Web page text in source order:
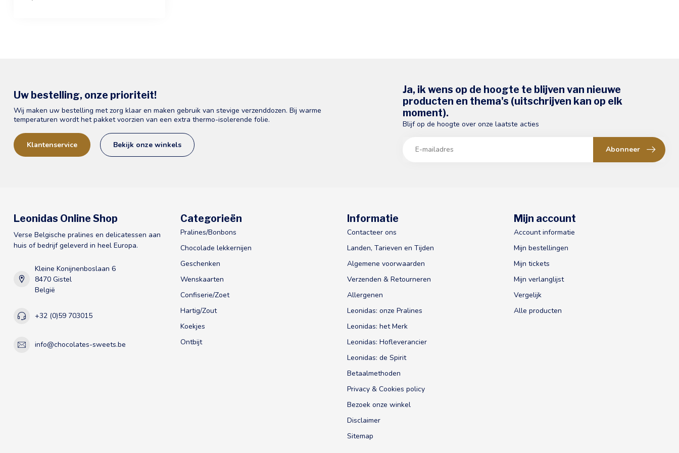
Uw bestelling, onze prioriteit!
Wij maken uw bestelling met zorg klaar en maken gebruik van stevige verzenddozen. Bij warme
temperaturen wordt het pakket voorzien van een extra thermo-isolerende folie.
Klantenservice Bekijk onze winkels
Ja, ik wens op de hoogte te blijven van nieuwe
producten en thema's (uitschrijven kan op elk
moment).
Blijf op de hoogte over onze laatste acties
Abonneer
Leonidas Online Shop
Verse Belgische pralines en delicatessen aan
huis of bedrijf geleverd in heel Europa.
Kleine Konijnenboslaan 6
8470 Gistel
België
+32 (0)59 703015
info@chocolates-sweets.be
Categorieën
Pralines/Bonbons
Chocolade lekkernijen
Geschenken
Wenskaarten
Confiserie/Zoet
Hartig/Zout
Koekjes
Ontbijt
Informatie
Contacteer ons
Landen, Tarieven en Tijden
Algemene voorwaarden
Verzenden & Retourneren
Allergenen
Leonidas: onze Pralines
Leonidas: het Merk
Leonidas: Hofleverancier
Leonidas: de Spirit
Betaalmethoden
Privacy & Cookies policy
Bezoek onze winkel
Disclaimer
Sitemap
Mijn account
Account informatie
Mijn bestellingen
Mijn tickets
Mijn verlanglijst
Vergelijk
Alle producten